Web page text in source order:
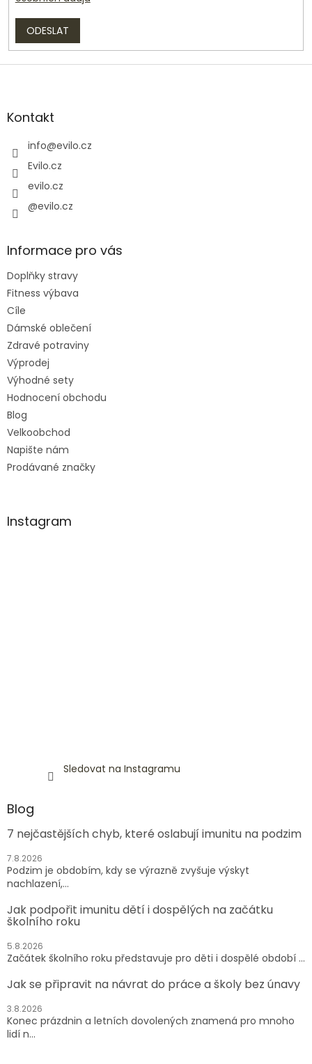
ODESLAT
Z
aKontakt
info@evilo.cz
Evilo.cz
evilo.cz
@evilo.cz
Informace pro vás
Doplňky stravy
Fitness výbava
Cíle
Dámské oblečení
Zdravé potraviny
Výprodej
Výhodné sety
Hodnocení obchodu
Blog
Velkoobchod
Napište nám
Prodávané značky
Instagram
Sledovat na Instagramu
Blog
7 nejčastějších chyb, které oslabují imunitu na podzim
7.8.2026
Podzim je obdobím, kdy se výrazně zvyšuje výskyt
nachlazení,...
Jak podpořit imunitu dětí i dospělých na začátku
školního roku
5.8.2026
Začátek školního roku představuje pro děti i dospělé období ...
Jak se připravit na návrat do práce a školy bez únavy
3.8.2026
Konec prázdnin a letních dovolených znamená pro mnoho
lidí n...